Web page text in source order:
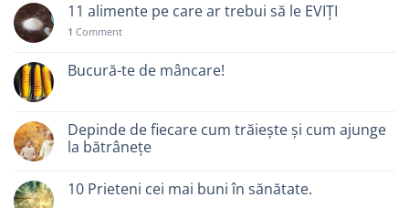
11 alimente pe care ar trebui să le EVIȚI
1 Comment
Bucură-te de mâncare!
Depinde de fiecare cum trăiește și cum ajunge
la bătrânețe
10 Prieteni cei mai buni în sănătate.